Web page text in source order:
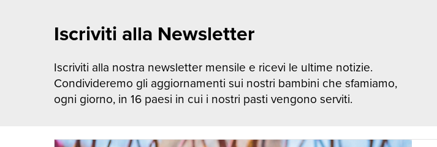
Iscriviti alla Newsletter
Iscriviti alla nostra newsletter mensile e ricevi le ultime notizie.
Condivideremo gli aggiornamenti sui nostri bambini che sfamiamo,
ogni giorno, in 16 paesi in cui i nostri pasti vengono serviti.